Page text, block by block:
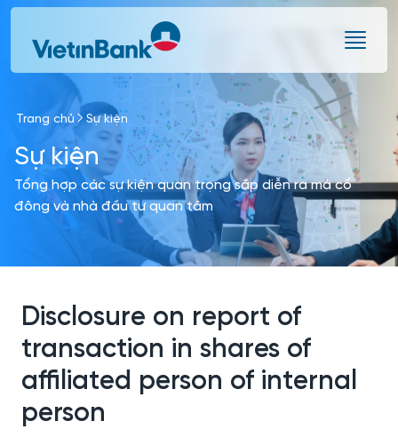
Skip to Main Content
Trang chủ Sự kiện
Sự kiện
Tổng hợp các sự kiện quan trọng sắp diễn ra mà cổ
đông và nhà đầu tư quan tâm
Disclosure on report of
transaction in shares of
affiliated person of internal
person